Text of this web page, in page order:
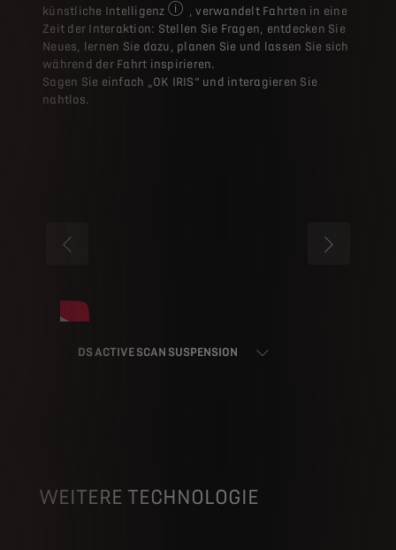
künstliche Intelligenz
OPTIONAL: Diese Funktion von DS
, verwandelt Fahrten in eine
Zeit der Interaktion: Stellen Sie Fragen, entdecken Sie
Neues, lernen Sie dazu, planen Sie und lassen Sie sich
während der Fahrt inspirieren.​
Sagen Sie einfach „OK IRIS“ und interagieren Sie
nahtlos.​
VORHER
DS ACTIVE SCAN SUSPENSION
WEITER
WEITERE TECHNOLOGIE